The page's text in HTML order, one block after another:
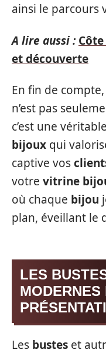
ainsi le parcours
A lire aussi :
et découverte
En fin de
n’est pas
c’est une
bijoux qui
captive vos
votre vitrine
où chaque bijou
plan, éveillant le
LES
MODERNES
Les bustes et